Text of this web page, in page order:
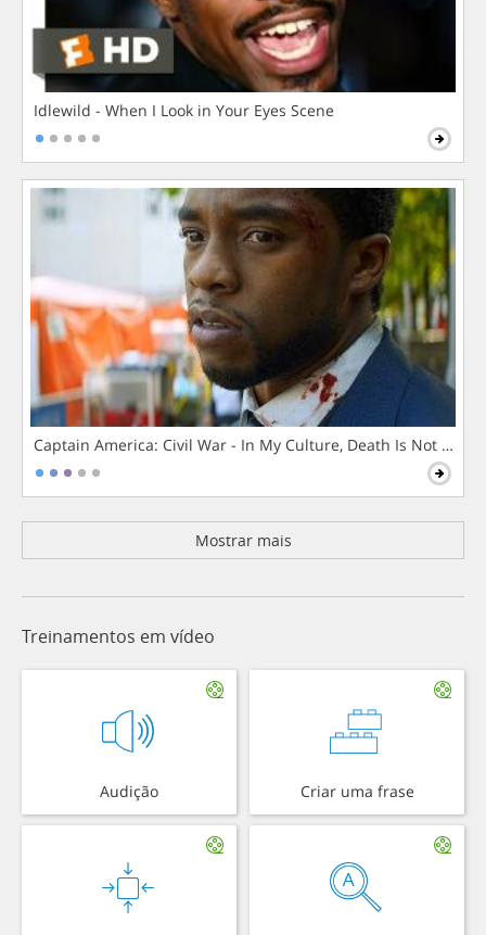
Idlewild - When I Look in Your Eyes Scene
Captain America: Civil War - In My Culture, Death Is Not The
Mostrar mais
Treinamentos em vídeo
Audição Criar uma frase